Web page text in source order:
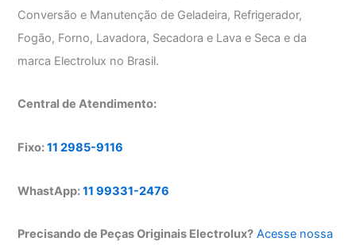
Conversão e Manutenção de Geladeira, Refrigerador,
Fogão, Forno, Lavadora, Secadora e Lava e Seca e da
marca Electrolux no Brasil.
Central de Atendimento:
Fixo:11 2985-9116
WhastApp:11 99331-2476
Precisando de Peças Originais Electrolux? Acesse nossa